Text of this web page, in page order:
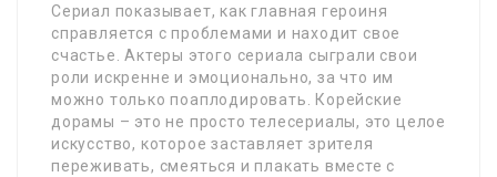
Сериал показывает, как главная героиня
справляется с проблемами и находит свое
счастье. Актеры этого сериала сыграли свои
роли искренне и эмоционально, за что им
можно только поаплодировать. Корейские
дорамы – это не просто телесериалы, это целое
искусство, которое заставляет зрителя
переживать, смеяться и плакать вместе с